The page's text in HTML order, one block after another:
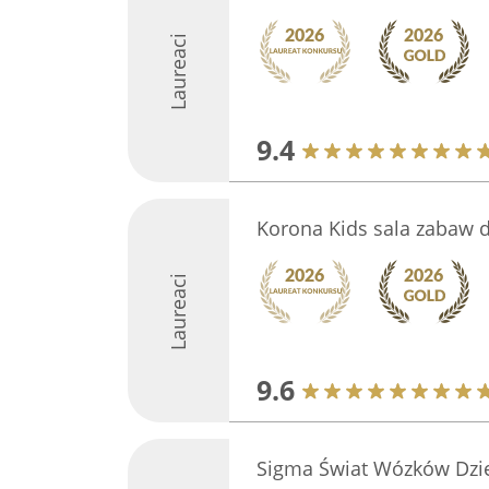
Laureaci
9.4
Laureaci
Korona Kids sala zabaw
9.6
Sigma Świat Wózków